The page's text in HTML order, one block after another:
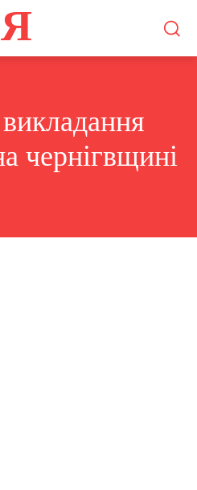
Я
чернігвщині